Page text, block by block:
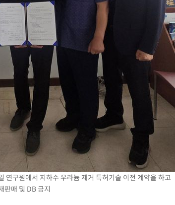
구원에서 지하수 우라늄 제거 특허기술 이전 계약을 하고
판매 및 DB 금지